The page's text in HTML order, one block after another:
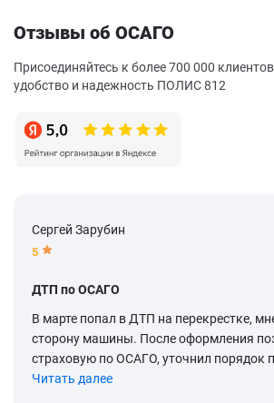
Отзывы об ОСАГО
Присоединяйтесь к более 700 000
удобство и надежность ПОЛИС 812
Сергей Зарубин
5
ДТП по ОСАГО
В марте попал в ДТП на перекрестке,
сторону машины. После оформления
страховую по ОСАГО, уточнил порядок
Читать далее